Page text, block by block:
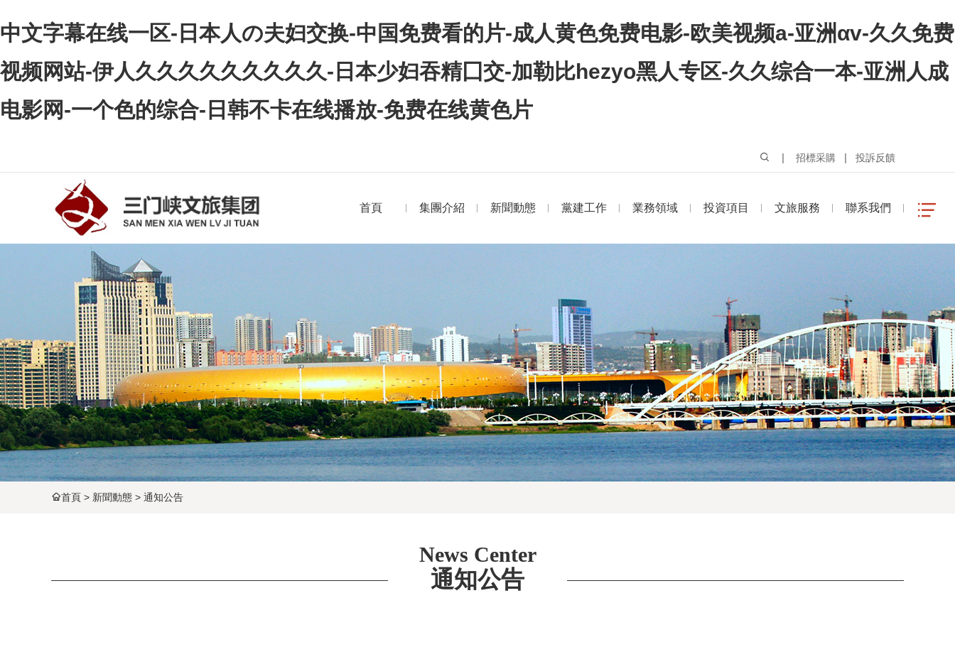
中文字幕在线一区-日本人の夫妇交换-中国免费看的片-成人黄色免费电影-欧美视频a-亚洲αv-久久免费
视频网站-伊人久久久久久久久久久-日本少妇吞精囗交-加勒比hezyo黑人专区-久久综合一本-亚洲人成
电影网-一个色的综合-日韩不卡在线播放-免费在线黄色片
| 招標采購 | 投訴反饋
首頁 集團介紹 新聞動態 黨建工作 業務領域 投資項目 文旅服務 聯系我們
首頁 > 新聞動態 > 通知公告
News Center
通知公告